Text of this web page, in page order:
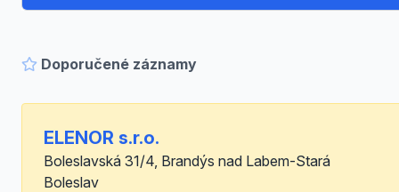
Doporučené záznamy
ELENOR s.r.o.
Boleslavská 31/4, Brandýs nad Labem-Stará
Boleslav